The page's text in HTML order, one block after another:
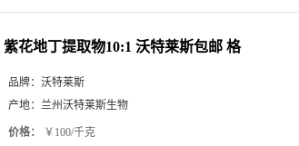
紫花地丁提取物10:1 沃特莱斯包邮 格
品牌： 沃特莱斯
产地： 兰州沃特莱斯生物
价格： ￥100/千克